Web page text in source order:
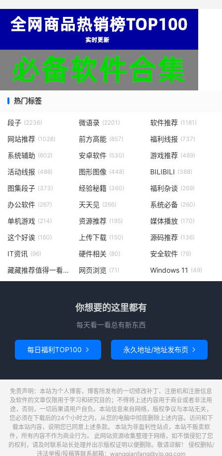
热门标签
段子 (2236) 微语录 (2201) 软件推荐 (1181)
网站推荐 (1028) 前方高能 (857) 福利线报 (737)
系统辅助 (602) 安卓软件 (530) 游戏推荐 (489)
活动线报 (488) 图形图像 (448) BILIBILI (388)
图集段子 (373) 经验秘籍 (360) 福利杂谈 (269)
办公软件 (267) 天天见 (266) 系统必备 (260)
单机游戏 (214) 资源推荐 (195) 媒体播放 (170)
这个好诶 (160) 上传下载 (150) 源码推荐 (136)
IT资讯 (96) 硬件相关 (80) 安全软件 (76)
藏藏推荐值得一看(73) 网页浏览 (71) Windows 11 (49)
你想要的这里都有
每天看一看总有新东西
每日福利TOP100  永久地址/地址发布页 
免责声明：本站为个人博客，博客所发布的一切修改补丁、注册机和注册信息
及软件的文章仅限用于学习和研究目的；不得将上述内容用于商业或者非法用
途，否则，一切后果请用户自负。本站信息来自网络，版权争议与本站无关，
您必须在下载后的24个小时之内，从您的电脑中彻底删除上述内容。访问和下
载本站内容，说明您已同意上述条款。 本站为非盈利性站点，本站不贩卖软
件，所有内容不作为商业行为。 此网站资源收集整理于网络，如不慎侵犯了您
的权利，请及时联系站长处理并出示版权证明以便删除。敬请谅解！ 侵权删帖/
违法举报/投稿等联系邮箱：wangqianfang@vip.qq.com